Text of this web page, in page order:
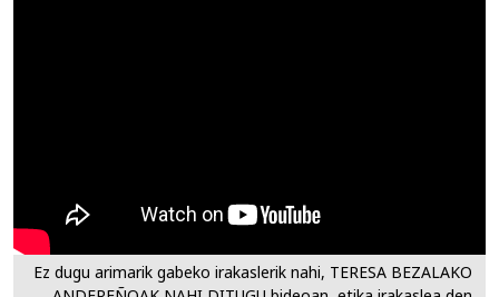
Ez dugu arimarik gabeko irakaslerik nahi, TERESA BEZALAKO